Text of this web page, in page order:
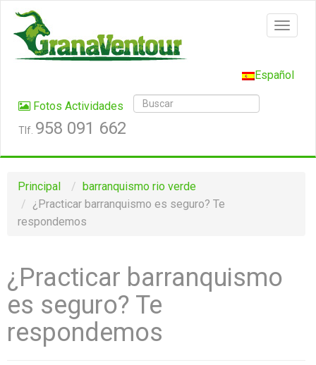
Español
Fotos Actividades
Tlf. 958 091 662
Principal
barranquismo rio verde
¿Practicar barranquismo es seguro? Te
respondemos
¿Practicar barranquismo
es seguro? Te
respondemos